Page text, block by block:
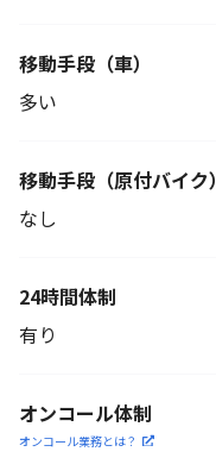
移動手段（車）
多い
移動手段 （原付バイク）
なし
24時間体制
有り
オンコール体制
オンコール業務とは？